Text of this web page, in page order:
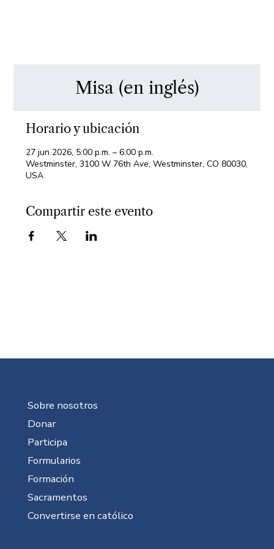
Misa (en inglés)
Horario y ubicación
27 jun 2026, 5:00 p.m. – 6:00 p.m.
Westminster, 3100 W 76th Ave, Westminster, CO 80030,
USA
Compartir este evento
Sobre nosotros
Donar
Participa
Formularios
Formación
Sacramentos
Convertirse en católico